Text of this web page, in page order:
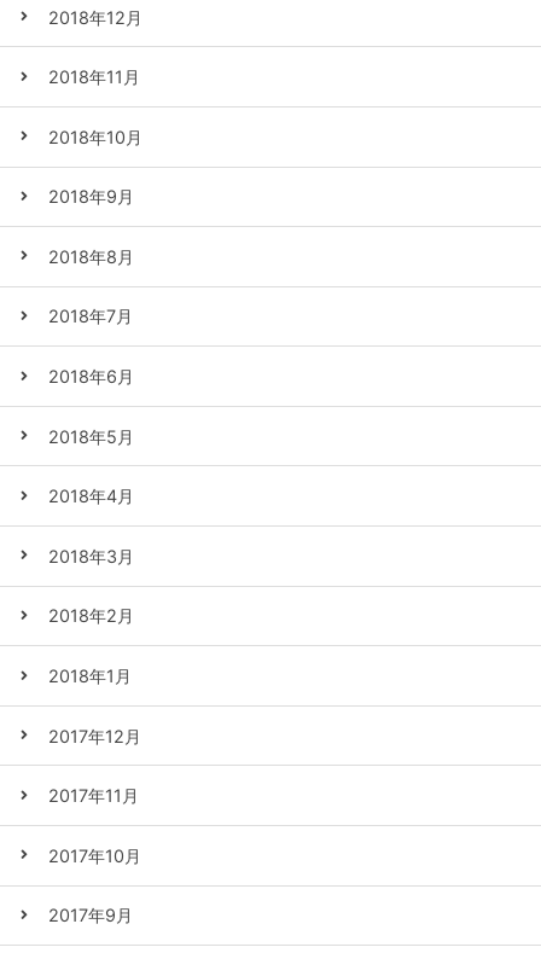
2018年12月
2018年11月
2018年10月
2018年9月
2018年8月
2018年7月
2018年6月
2018年5月
2018年4月
2018年3月
2018年2月
2018年1月
2017年12月
2017年11月
2017年10月
2017年9月